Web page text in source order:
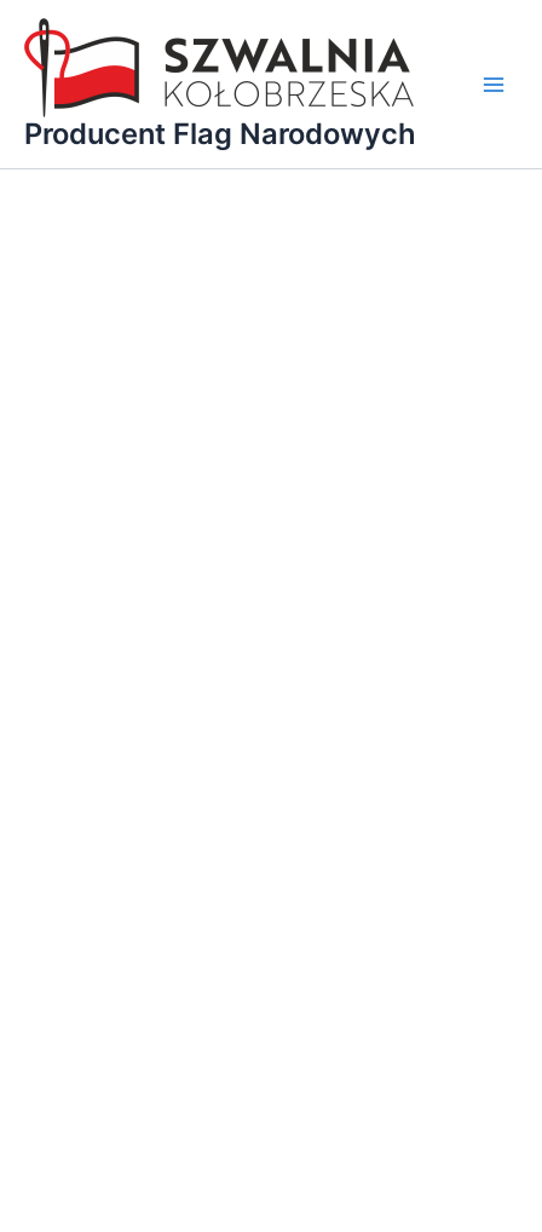
Przejdź
treści
Producent Flag Narodowych